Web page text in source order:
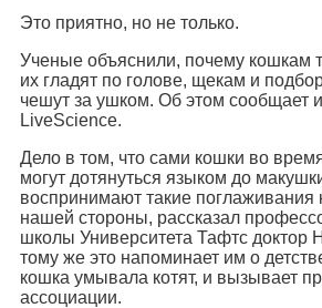
Это приятно, но не только.
Ученые объяснили, почему кошкам
их гладят по голове, щекам и
чешут за ушком. Об этом сообщает
LiveScience.
Дело в том, что сами кошки во
могут дотянуться языком до
воспринимают такие поглаживания
нашей стороны, рассказал
школы Университета Тафтс доктор
тому же это напоминает им о
кошка умывала котят, и вызывает
ассоциации.